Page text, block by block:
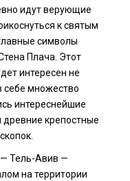
идут верующие
к святым
символы
Плача. Этот
интересен не
себе множество
интереснейшие
древние крепостные
— Тель-Авив —
на территории